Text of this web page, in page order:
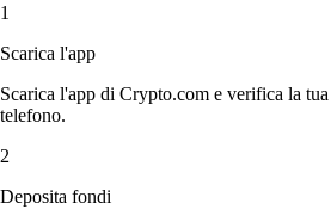
1
Scarica l'app
Scarica l'app di Crypto.com e verifica la
telefono.
2
Deposita fondi